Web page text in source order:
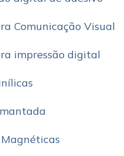
Comunicação Visual
impressão digital